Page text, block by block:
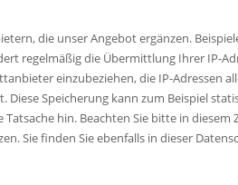
die unser Angebot ergänzen.
regelmäßig die Übermittlung Ihrer IP-
einzubeziehen, die IP-Adressen
Speicherung kann zum Beispiel
hin. Beachten Sie bitte in diesem
Sie finden Sie ebenfalls in dieser